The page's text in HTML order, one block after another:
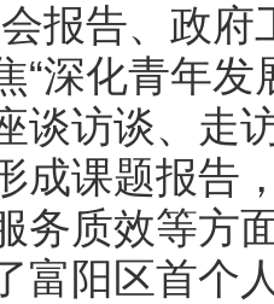
报告、政
“深化青年
谈访谈、走
成课题报告
务质效等方
富阳区首